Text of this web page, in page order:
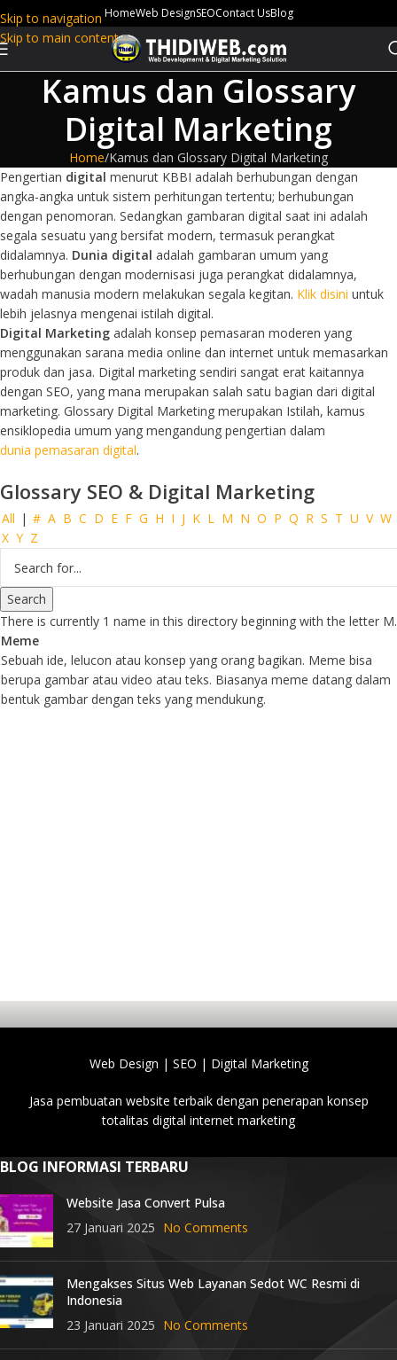
Skip to navigation
Skip to main content
HomeWeb DesignSEOContact UsBlog
Kamus dan Glossary
Digital Marketing
Home Kamus dan Glossary Digital Marketing
Pengertian digital menurut KBBI adalah berhubungan dengan
angka-angka untuk sistem perhitungan tertentu; berhubungan
dengan penomoran. Sedangkan gambaran digital saat ini adalah
segala sesuatu yang bersifat modern, termasuk perangkat
didalamnya. Dunia digital adalah gambaran umum yang
berhubungan dengan modernisasi juga perangkat didalamnya,
wadah manusia modern melakukan segala kegitan. Klik disini untuk
lebih jelasnya mengenai istilah digital.
Digital Marketing adalah konsep pemasaran moderen yang
menggunakan sarana media online dan internet untuk memasarkan
produk dan jasa. Digital marketing sendiri sangat erat kaitannya
dengan SEO, yang mana merupakan salah satu bagian dari digital
marketing. Glossary Digital Marketing merupakan Istilah, kamus
ensiklopedia umum yang mengandung pengertian dalam
dunia pemasaran digital.
Glossary SEO & Digital Marketing
All | # A B C D E F G H I J K L M N O P Q R S T U V W
X Y Z
There is currently 1 name in this directory beginning with the letter M.
Meme
Sebuah ide, lelucon atau konsep yang orang bagikan. Meme bisa
berupa gambar atau video atau teks. Biasanya meme datang dalam
bentuk gambar dengan teks yang mendukung.
Web Design | SEO | Digital Marketing
Jasa pembuatan website terbaik dengan penerapan konsep
totalitas digital internet marketing
BLOG INFORMASI TERBARU
Website Jasa Convert Pulsa
27 Januari 2025 No Comments
Mengakses Situs Web Layanan Sedot WC Resmi di
Indonesia
23 Januari 2025 No Comments